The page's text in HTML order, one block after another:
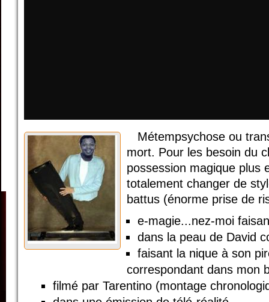
Métempsychose ou
mort. Pour les besoin du
possession magique plus
totalement changer de
battus (énorme prise de
e-magie...nez-moi
dans la peau de David
faisant la nique à son
correspondant dans mon
filmé par Tarentino (montage